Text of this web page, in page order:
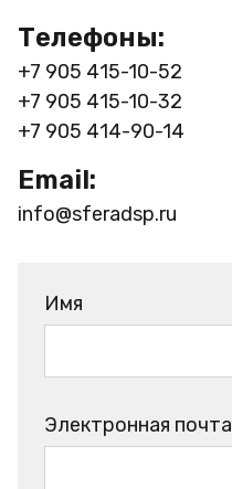
Телефоны:
+7 905 415-10-52
+7 905 415-10-32
+7 905 414-90-14
Email:
info@sferadsp.ru
Имя
Электронная почта